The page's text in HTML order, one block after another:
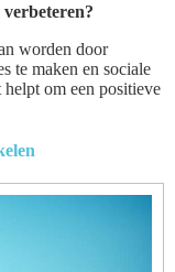
worden door
te maken en sociale
om een positieve